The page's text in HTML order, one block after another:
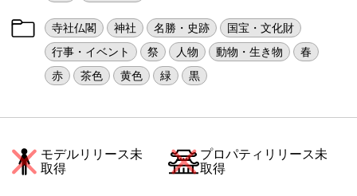
寺社仏閣 神社 名勝・史跡
国宝・文化財
行事・イベント
祭 人物 動物・生き物
春
赤
茶色 黄色 緑 黒
モデルリリース未
取得
プロパティリリース未
取得